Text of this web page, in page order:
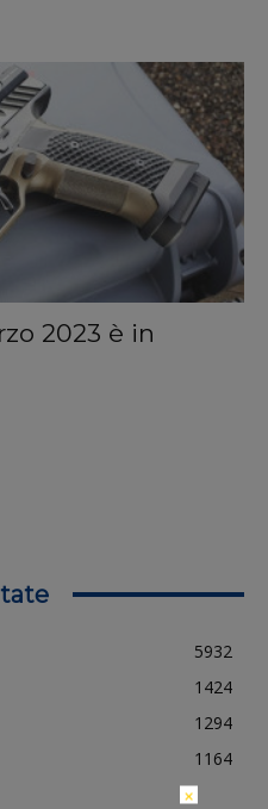
2023 è in
5932
1424
1294
1164
×